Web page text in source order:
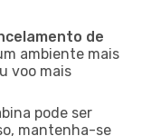
de
ambiente mais
voo mais
pode ser
mantenha-se